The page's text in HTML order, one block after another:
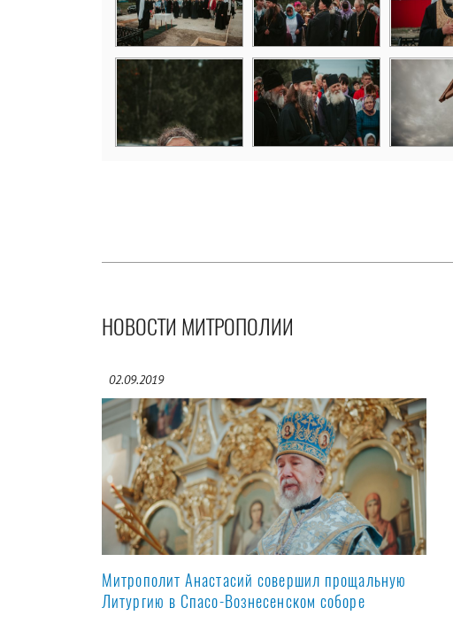
НОВОСТИ МИТРОПОЛИИ
02.09.2019
Митрополит Анастасий совершил прощальную
Литургию в Спасо-Вознесенском соборе